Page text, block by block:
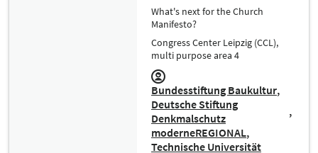
What's next for the Church
Manifesto?
Congress Center Leipzig (CCL),
multi purpose area 4
Bundesstiftung Baukultur
Deutsche Stiftung
Denkmalschutz
moderneREGIONAL
Technische Universität